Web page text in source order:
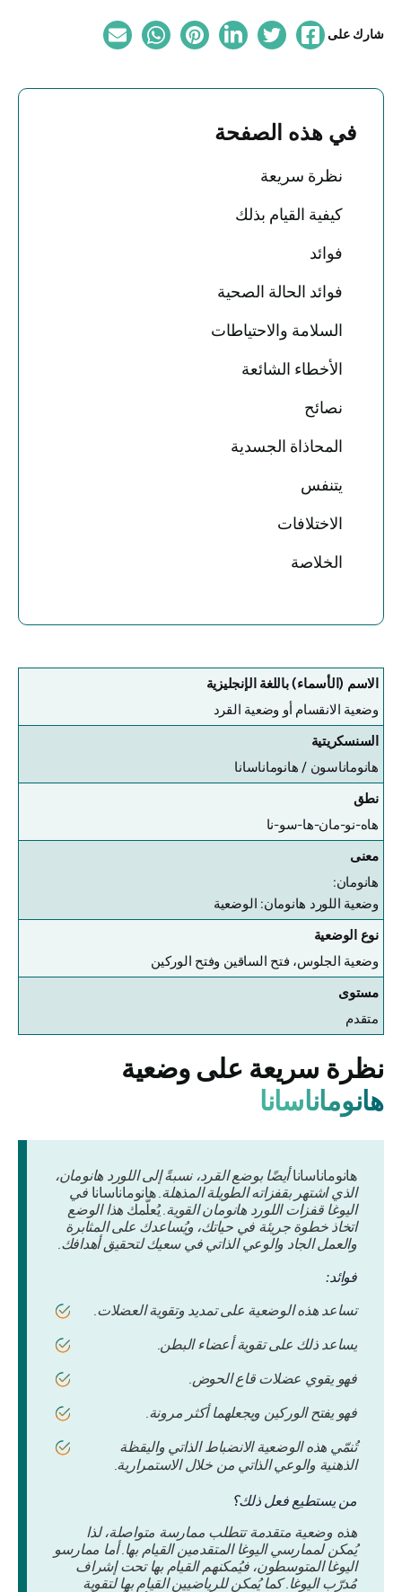
شارك على
في هذه الصفحة
نظرة سريعة
كيفية القيام بذلك
فوائد
فوائد الحالة الصحية
السلامة والاحتياطات
الأخطاء الشائعة
نصائح
المحاذاة الجسدية
يتنفس
الاختلافات
الخلاصة
الاسم (الأسماء) باللغة الإنجليزية
وضعية الانقسام أو وضعية القرد
السنسكريتية
هانوماناسون / هانوماناسانا
نطق
هاه-نو-مان-ها-سو-نا
معنى
هانومان:
وضعية اللورد هانومان: الوضعية
نوع الوضعية
وضعية الجلوس، فتح الساقين وفتح الوركين
مستوى
متقدم
نظرة سريعة على وضعية
هانوماناسانا
هانوماناساناأيضًا بوضع القرد، نسبةً إلى اللورد هانومان،
الذي اشتهر بقفزاته الطويلة المذهلة.هانوماناسانافي
اليوغا قفزات اللورد هانومان القوية.يُعلّمكهذا الوضع
اتخاذ خطوة جريئة في حياتك، ويُساعدك على المثابرة
والعمل الجاد والوعي الذاتي في سعيك لتحقيق أهدافك.
فوائد:
تساعد هذه الوضعية على تمديد وتقوية العضلات.
يساعد ذلك على تقوية أعضاء البطن.
فهو يقوي عضلات قاع الحوض.
فهو يفتح الوركين ويجعلهما أكثر مرونة.
تُنمّي هذه الوضعية الانضباط الذاتي واليقظة
الذهنية والوعي الذاتي من خلال الاستمرارية.
من يستطيع فعل ذلك؟
هذه وضعية متقدمة تتطلب ممارسة متواصلة، لذا
يُمكن لممارسي اليوغا المتقدمين القيام بها. أما ممارسو
اليوغا المتوسطون، فيُمكنهم القيام بها تحت إشراف
مُدرّب اليوغا. كما يُمكن للرياضيين القيام بها لتقوية